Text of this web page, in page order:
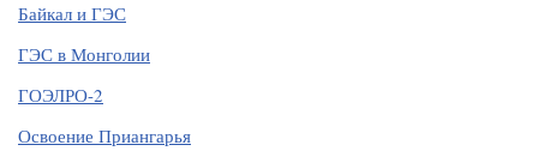
Байкал и ГЭС
ГЭС в Монголии
ГОЭЛРО-2
Освоение Приангарья